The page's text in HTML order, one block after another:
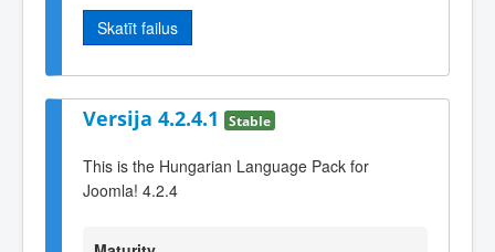
Skatīt failus
Versija 4.2.4.1 Stable
This is the Hungarian Language Pack for
Joomla! 4.2.4